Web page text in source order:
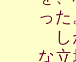
った
し
な